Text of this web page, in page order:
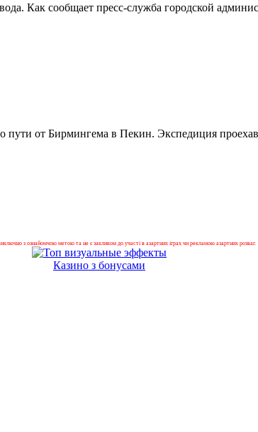
Как сообщает пресс-служба городской
пути от Бирмингема в Пекин. Экспедиция
з ознайомчою метою та не є закликом до участі в азартних іграх чи рекламою азартних розваг.
Казино з бонусами